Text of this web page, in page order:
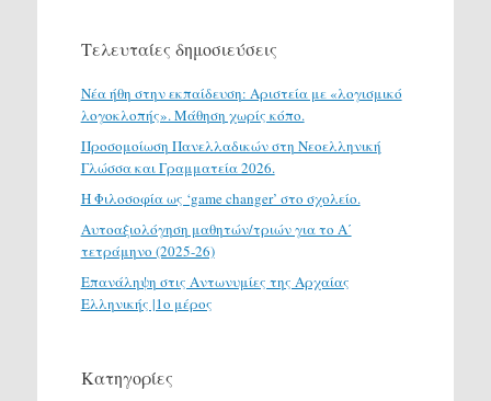
Τελευταίες δημοσιεύσεις
Νέα ήθη στην εκπαίδευση: Αριστεία με «λογισμικό
λογοκλοπής». Μάθηση χωρίς κόπο.
Προσομοίωση Πανελλαδικών στη Νεοελληνική
Γλώσσα και Γραμματεία 2026.
H Φιλοσοφία ως ‘game changer’ στο σχολείο.
Αυτοαξιολόγηση μαθητών/τριών για το Α΄
τετράμηνο (2025-26)
Επανάληψη στις Αντωνυμίες της Αρχαίας
Ελληνικής |1ο μέρος
Κατηγορίες